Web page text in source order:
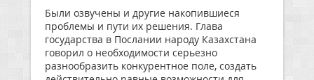
Были озвучены и другие накопившиеся
проблемы и пути их решения. Глава
государства в Послании народу Казахстана
говорил о необходимости серьезно
разнообразить конкурентное поле, создать